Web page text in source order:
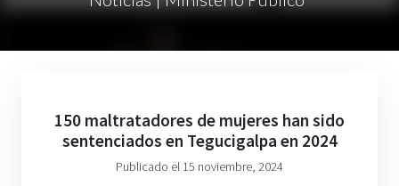
150 maltratadores de mujeres han sido
sentenciados en Tegucigalpa en 2024
Publicado el 15 noviembre, 2024